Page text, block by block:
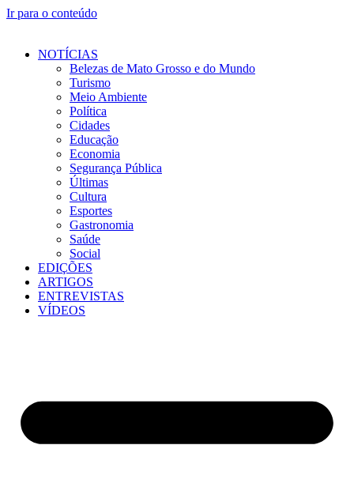
Ir para o conteúdo
NOTÍCIAS
Belezas de Mato Grosso e do Mundo
Turismo
Meio Ambiente
Política
Cidades
Educação
Economia
Segurança Pública
Últimas
Cultura
Esportes
Gastronomia
Saúde
Social
EDIÇÕES
ARTIGOS
ENTREVISTAS
VÍDEOS